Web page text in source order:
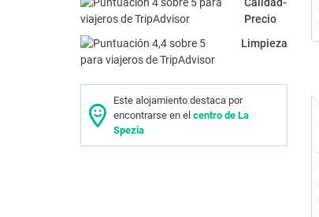
Precio
Limpieza
Este alojamiento destaca por
encontrarse en el centro de La
Spezia